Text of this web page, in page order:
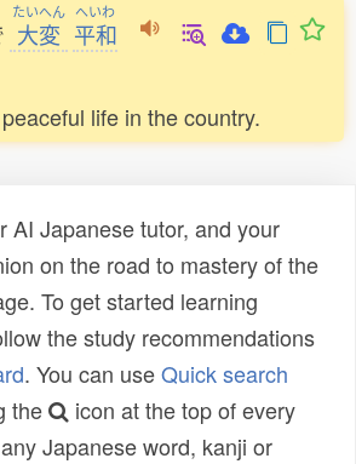
たいへん
大変
へいわ
平和
life in the country.
AI Japanese tutor, and your
on the road to mastery of the
To get started learning
the study recommendations
. You can useQuick search
the
icon at the top of every
Japanese word, kanji or